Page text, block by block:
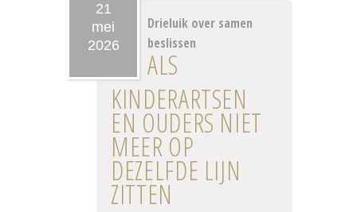
21
mei
2026
Drieluik over samen
beslissen
ALS
KINDERARTSEN
EN OUDERS NIET
MEER OP
DEZELFDE LIJN
ZITTEN